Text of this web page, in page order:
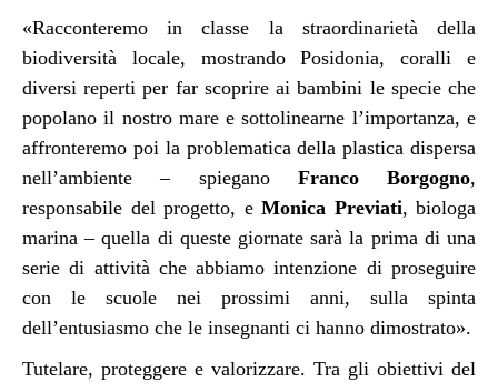
«Racconteremo in classe la straordinarietà della
biodiversità locale, mostrandoPosidonia, coralli e
diversi reperti per far scoprire ai bambini le specie che
popolano il nostro mare e sottolinearne l’importanza, e
affronteremo poi la problematica della plastica dispersa
nell’ambiente – spiegano Franco Borgogno,
responsabile del progetto, e Monica Previati, biologa
marina – quella di queste giornate sarà la prima di una
serie di attività che abbiamo intenzione di proseguire
con le scuole nei prossimi anni, sulla spinta
dell’entusiasmo che le insegnanti ci hanno dimostrato».
Tutelare, proteggere e valorizzare. Tra gli obiettivi del